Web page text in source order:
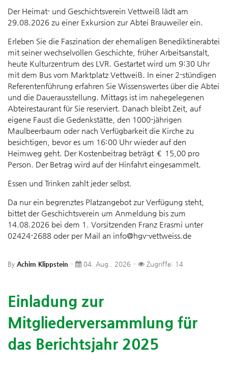
Der Heimat- und Geschichtsverein Vettweiß lädt am
29.08.2026 zu einer Exkursion zur Abtei Brauweiler ein.
Erleben Sie die Faszination der ehemaligen Benediktinerabtei
mit seiner wechselvollen Geschichte, früher Arbeitsanstalt,
heute Kulturzentrum des LVR. Gestartet wird um 9:30 Uhr
mit dem Bus vom Marktplatz Vettweiß. In einer 2-stündigen
Referentenführung erfahren Sie Wissenswertes über die Abtei
und die Dauerausstellung. Mittags ist im nahegelegenen
Abteirestaurant für Sie reserviert. Danach bleibt Zeit, auf
eigene Faust die Gedenkstätte, den 1000-jährigen
Maulbeerbaum oder nach Verfügbarkeit die Kirche zu
besichtigen, bevor es um 16:00 Uhr wieder auf den
Heimweg geht. Der Kostenbeitrag beträgt € 15,00 pro
Person. Der Betrag wird auf der Hinfahrt eingesammelt.
Essen und Trinken zahlt jeder selbst.
Da nur ein begrenztes Platzangebot zur Verfügung steht,
bittet der Geschichtsverein um Anmeldung bis zum
14.08.2026 bei dem 1. Vorsitzenden Franz Erasmi unter
02424-2688 oder per Mail an info@hgv-vettweiss.de
By Achim Klippstein 04. Aug.. 2026 Zugriffe: 14
Einladung zur
Mitgliederversammlung für
das Berichtsjahr 2025